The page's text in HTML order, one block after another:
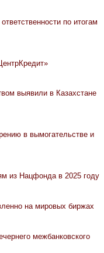
по итогам
выявили в Казахстане
в вымогательстве и
из Нацфонда в 2025 году
на мировых биржах
межбанковского